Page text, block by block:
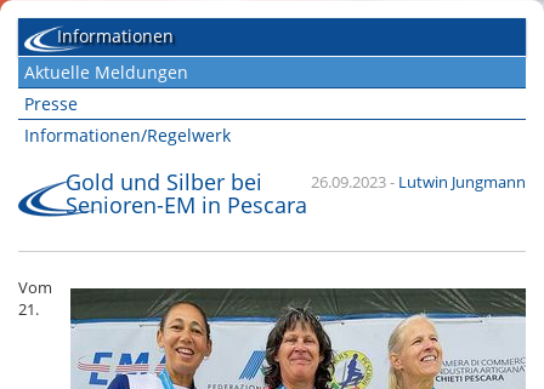
Informationen
Aktuelle Meldungen
Presse
Informationen/Regelwerk
26.09.2023- Lutwin Jungmann
Gold und Silber bei
Senioren-EM in Pescara
Vom
21.